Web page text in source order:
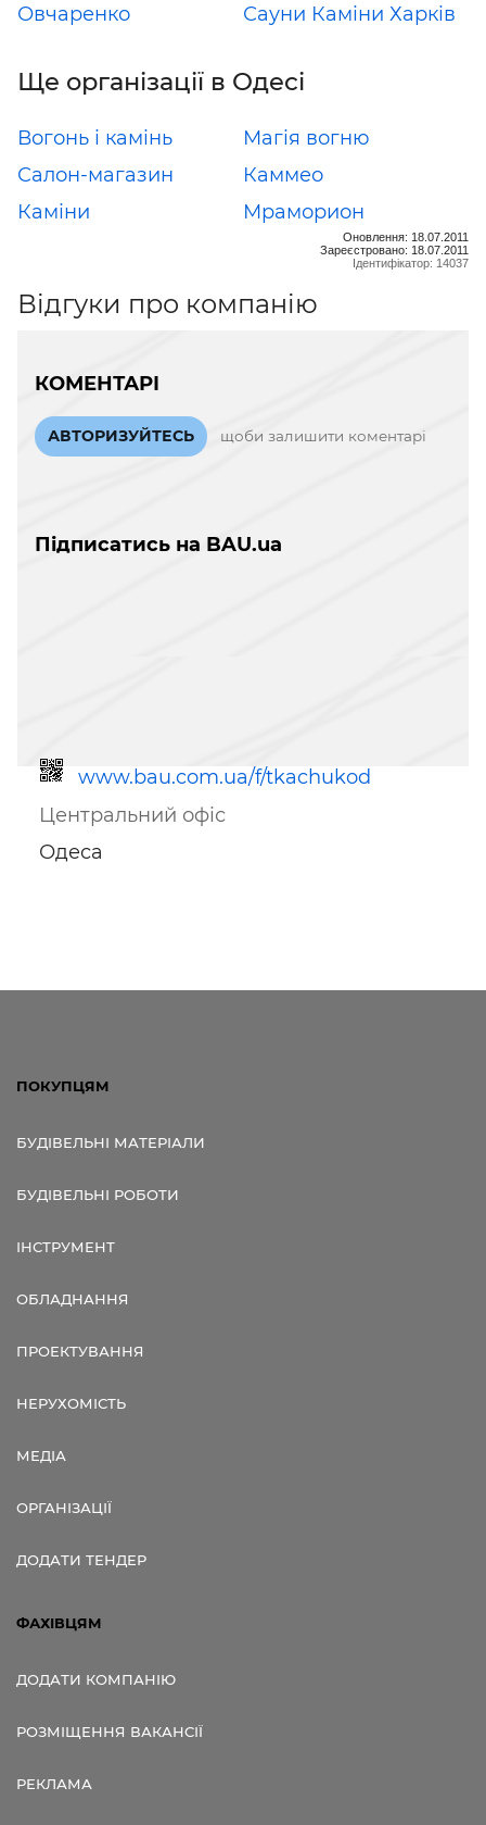
Овчаренко
Сауни Каміни Харків
Ще організації в Одесі
Вогонь і камінь
Магія вогню
Салон-магазин
Каміни
Каммео
Мраморион
Оновлення: 18.07.2011
Зареєстровано: 18.07.2011
Ідентифікатор: 14037
Відгуки про компанію
КОМЕНТАРІ
АВТОРИЗУЙТЕСЬ щоби залишити коментарі
Підписатись на BAU.ua
www.bau.com.ua/f/tkachukod
Центральний офіс
Одеса
ПОКУПЦЯМ
БУДІВЕЛЬНІ МАТЕРІАЛИ
БУДІВЕЛЬНІ РОБОТИ
ІНСТРУМЕНТ
ОБЛАДНАННЯ
ПРОЕКТУВАННЯ
НЕРУХОМІСТЬ
МЕДІА
ОРГАНІЗАЦІЇ
ДОДАТИ ТЕНДЕР
ФАХІВЦЯМ
ДОДАТИ КОМПАНІЮ
РОЗМІЩЕННЯ ВАКАНСІЇ
РЕКЛАМА